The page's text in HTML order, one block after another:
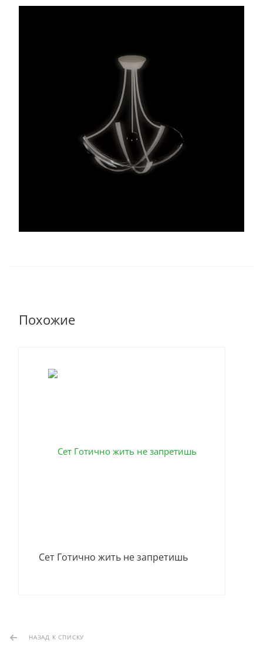
Похожие
Сет Готично жить не запретишь
НАЗАД К СПИСКУ